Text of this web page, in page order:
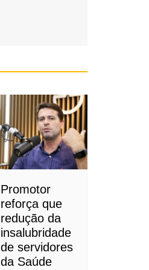
Promotor
reforça que
redução da
insalubridade
de servidores
da Saúde